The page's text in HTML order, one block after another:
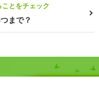
とをチェック
まで？